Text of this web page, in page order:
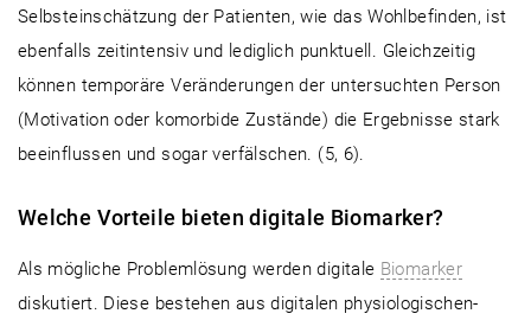
Selbsteinschätzung der Patienten, wie das Wohlbefinden, ist
ebenfalls zeitintensiv und lediglich punktuell. Gleichzeitig
können temporäre Veränderungen der untersuchten Person
(Motivation oder komorbide Zustände) die Ergebnisse stark
beeinflussen und sogar verfälschen. (5, 6).
Welche Vorteile bieten digitale Biomarker?
Als mögliche Problemlösung werden digitale Biomarker
diskutiert. Diese bestehen aus digitalen physiologischen-